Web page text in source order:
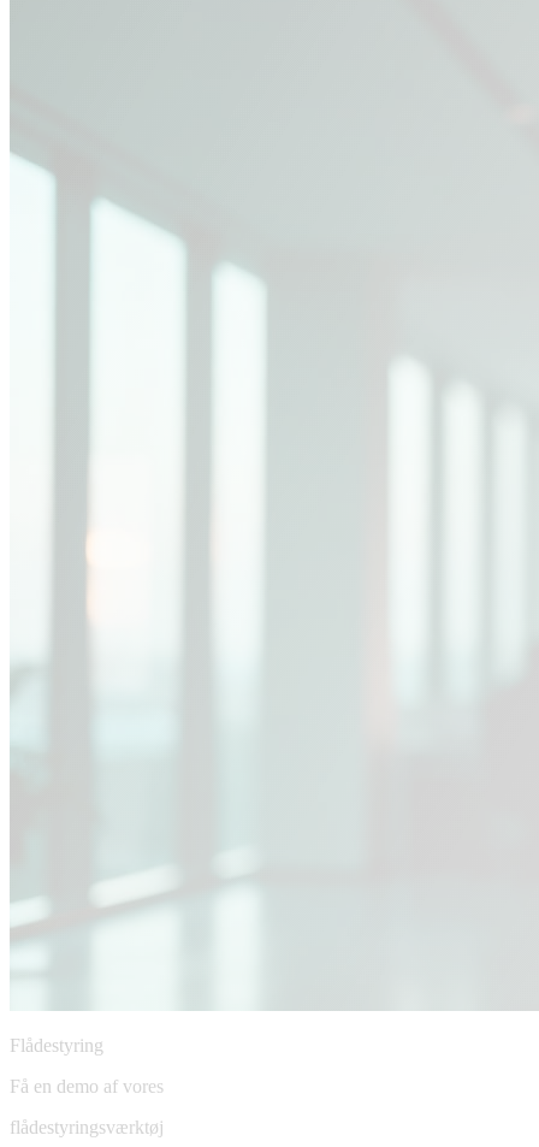
Flådestyring
Få en demo af vores
flådestyringsværktøj